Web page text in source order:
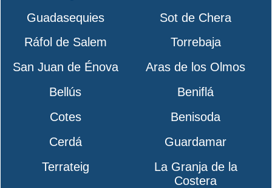
Guadasequies
Sot de Chera
Ráfol de Salem
Torrebaja
San Juan de Énova
Aras de los Olmos
Bellús
Beniflá
Cotes
Benisoda
Cerdá
Guardamar
Terrateig
La Granja de la
Costera